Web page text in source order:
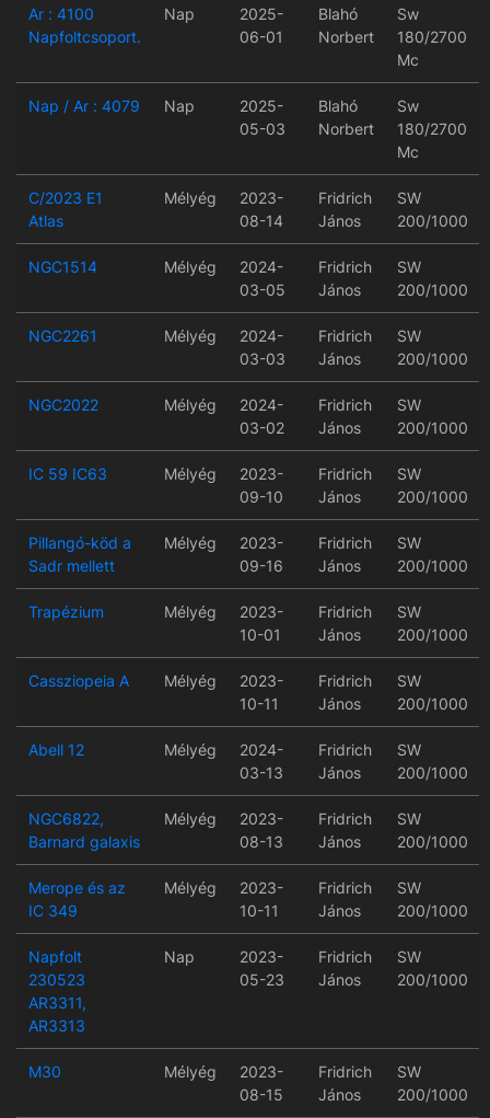
Ar : 4100
Napfoltcsoport.
Nap
2025-
06-01
Blahó
Norbert
Sw
180/2700
Mc
Nap / Ar : 4079 Nap
2025-
05-03
Blahó
Norbert
Sw
180/2700
Mc
C/2023 E1
Atlas
Mélyég
2023-
08-14
Fridrich
János
SW
200/1000
NGC1514 Mélyég
2024-
03-05
Fridrich
János
SW
200/1000
NGC2261 Mélyég
2024-
03-03
Fridrich
János
SW
200/1000
NGC2022 Mélyég
2024-
03-02
Fridrich
János
SW
200/1000
IC 59 IC63 Mélyég
2023-
09-10
Fridrich
János
SW
200/1000
Pillangó-köd a
Sadr mellett
Mélyég
2023-
09-16
Fridrich
János
SW
200/1000
Trapézium Mélyég
2023-
10-01
Fridrich
János
SW
200/1000
Cassziopeia A Mélyég
2023-
10-11
Fridrich
János
SW
200/1000
Abell 12 Mélyég
2024-
03-13
Fridrich
János
SW
200/1000
NGC6822,
Barnard galaxis
Mélyég
2023-
08-13
Fridrich
János
SW
200/1000
Merope és az
IC 349
Mélyég
2023-
10-11
Fridrich
János
SW
200/1000
Napfolt
230523
AR3311,
AR3313
Nap
2023-
05-23
Fridrich
János
SW
200/1000
M30 Mélyég
2023-
08-15
Fridrich
János
SW
200/1000